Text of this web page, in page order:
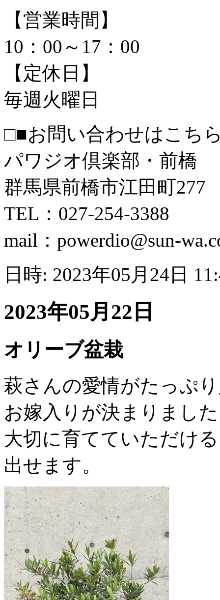
【営業時間】
10：00～17：00
【定休日】
毎週火曜日
□■お問い合わせはこち
パワジオ倶楽部・前橋
群馬県前橋市江田町277
TEL：027-254-3388
mail：powerdio@sun-
日時: 2023年05月24日
2023年05月22日
オリーブ盆栽
萩さんの愛情がたっぷ
お嫁入りが決まりまし
大切に育てていただけ
出せます。